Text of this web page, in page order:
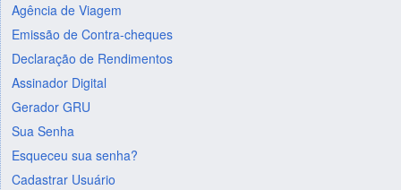
Agência de Viagem
Emissão de Contra-cheques
Declaração de Rendimentos
Assinador Digital
Gerador GRU
Sua Senha
Esqueceu sua senha?
Cadastrar Usuário